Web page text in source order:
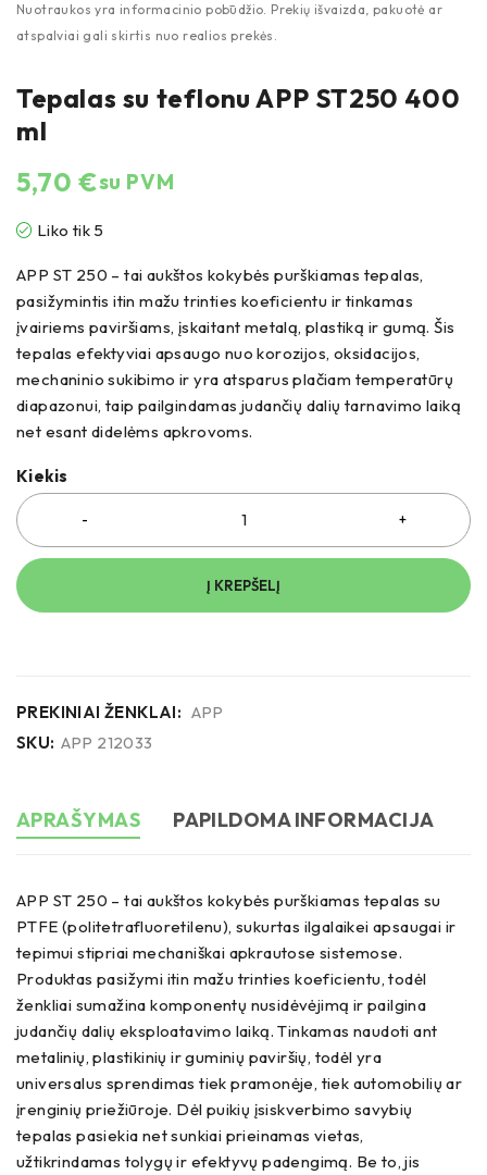
Tepalas su teflonu APP ST250 400
ml
5,70 €su PVM
Liko tik 5
APP ST 250 – tai aukštos kokybės purškiamas tepalas,
pasižymintis itin mažu trinties koeficientu ir tinkamas
įvairiems paviršiams, įskaitant metalą, plastiką ir gumą. Šis
tepalas efektyviai apsaugo nuo korozijos, oksidacijos,
mechaninio sukibimo ir yra atsparus plačiam temperatūrų
diapazonui, taip pailgindamas judančių dalių tarnavimo laiką
net esant didelėms apkrovoms.
Kiekis
Į KREPŠELĮ
PREKINIAI ŽENKLAI: APP
SKU: APP 212033
APRAŠYMAS PAPILDOMA INFORMACIJA
APP ST 250 – tai aukštos kokybės purškiamas tepalas su
PTFE (politetrafluoretilenu), sukurtas ilgalaikei apsaugai ir
tepimui stipriai mechaniškai apkrautose sistemose.
Produktas pasižymi itin mažu trinties koeficientu, todėl
ženkliai sumažina komponentų nusidėvėjimą ir pailgina
judančių dalių eksploatavimo laiką. Tinkamas naudoti ant
metalinių, plastikinių ir guminių paviršių, todėl yra
universalus sprendimas tiek pramonėje, tiek automobilių ar
įrenginių priežiūroje. Dėl puikių įsiskverbimo savybių
tepalas pasiekia net sunkiai prieinamas vietas,
užtikrindamas tolygų ir efektyvų padengimą. Be to, jis